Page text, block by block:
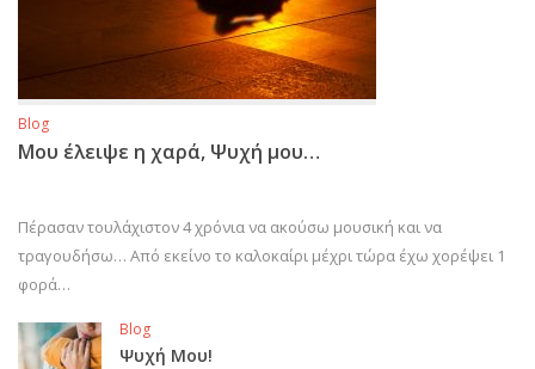
Blog
Μου έλειψε η χαρά, Ψυχή μου…
Πέρασαν τουλάχιστον 4 χρόνια να ακούσω μουσική και να
τραγουδήσω… Από εκείνο το καλοκαίρι μέχρι τώρα έχω χορέψει 1
φορά…
Blog
Ψυχή Μου!